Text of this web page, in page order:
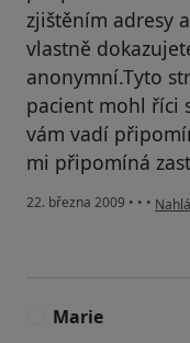
zjištěním adresy
vlastně
anonymní.Tyto
pacient mohl říci
vám vadí
mi připomíná
22. března 2009 • • •
Marie